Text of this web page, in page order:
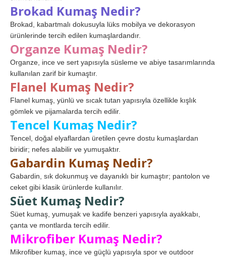
Brokad Kumaş Nedir?
Brokad, kabartmalı dokusuyla lüks mobilya ve dekorasyon
ürünlerinde tercih edilen kumaşlardandır.
Organze Kumaş Nedir?
Organze, ince ve sert yapısıyla süsleme ve abiye tasarımlarında
kullanılan zarif bir kumaştır.
Flanel Kumaş Nedir?
Flanel kumaş, yünlü ve sıcak tutan yapısıyla özellikle kışlık
gömlek ve pijamalarda tercih edilir.
Tencel Kumaş Nedir?
Tencel, doğal elyaflardan üretilen çevre dostu kumaşlardan
biridir; nefes alabilir ve yumuşaktır.
Gabardin Kumaş Nedir?
Gabardin, sık dokunmuş ve dayanıklı bir kumaştır; pantolon ve
ceket gibi klasik ürünlerde kullanılır.
Süet Kumaş Nedir?
Süet kumaş, yumuşak ve kadife benzeri yapısıyla ayakkabı,
çanta ve montlarda tercih edilir.
Mikrofiber Kumaş Nedir?
Mikrofiber kumaş, ince ve güçlü yapısıyla spor ve outdoor